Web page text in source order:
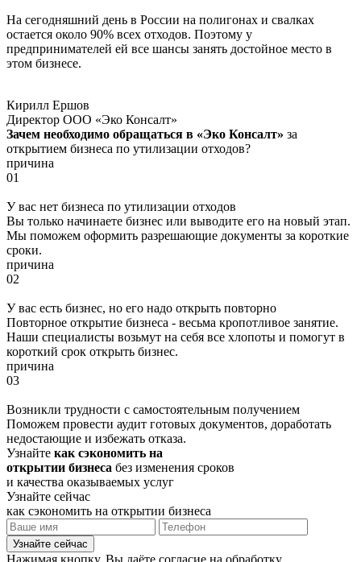
На сегодняшний день в России на полигонах и свалках
остается около 90% всех отходов. Поэтому у
предпринимателей ей все шансы занять достойное место в
этом бизнесе.
Кирилл Ершов
Директор ООО «Эко Консалт»
Зачем необходимо обращаться в «Эко Консалт» за
открытием бизнеса по утилизации отходов?
причина
01
У вас нет бизнеса по утилизации отходов
Вы только начинаете бизнес или выводите его на новый этап.
Мы поможем оформить разрешающие документы за короткие
сроки.
причина
02
У вас есть бизнес, но его надо открыть повторно
Повторное открытие бизнеса - весьма кропотливое занятие.
Наши специалисты возьмут на себя все хлопоты и помогут в
короткий срок открыть бизнес.
причина
03
Возникли трудности с самостоятельным получением
Поможем провести аудит готовых документов, доработать
недостающие и избежать отказа.
Узнайте как сэкономить на
открытии бизнеса без изменения сроков
и качества оказываемых услуг
Узнайте сейчас
как сэкономить на открытии бизнеса
Узнайте сейчас
Нажимая кнопку, Вы даёте согласие на обработку